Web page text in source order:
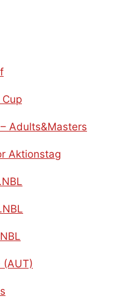
Adults&Masters
Aktionstag
(AUT)